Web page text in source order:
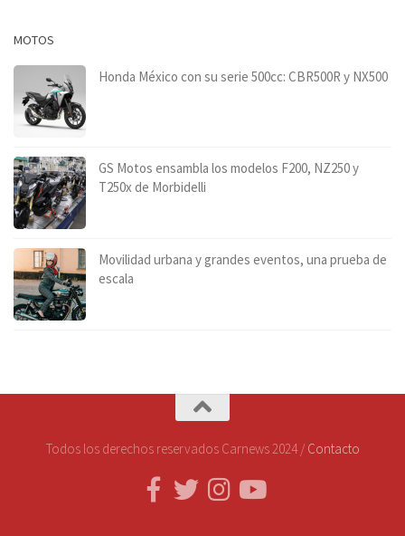
MOTOS
Honda México con su serie 500cc: CBR500R y NX500
GS Motos ensambla los modelos F200, NZ250 y
T250x de Morbidelli
Movilidad urbana y grandes eventos, una prueba de
escala
Todos los derechos reservados Carnews 2024 / Contacto